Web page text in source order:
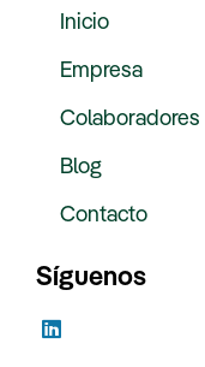
Inicio
Empresa
Colaboradores
Blog
Contacto
Síguenos
L
i